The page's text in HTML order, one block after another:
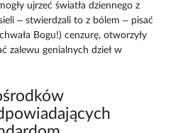
ujrzeć światła dziennego z
– stwierdzali to z bólem – pisać
Bogu!) cenzurę, otworzyły
zalewu genialnych dzieł w